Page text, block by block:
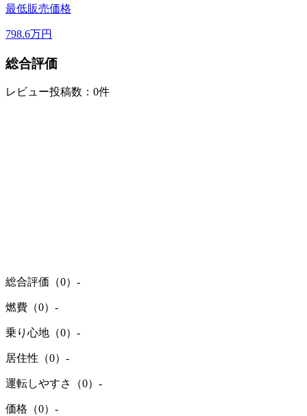
最低販売価格
798.6万円
総合評価
レビュー投稿数：0件
総合評価（0） -
燃費（0） -
乗り心地（0） -
居住性（0） -
運転しやすさ（0） -
価格（0） -